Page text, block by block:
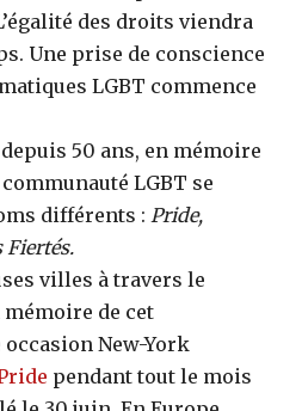
des droits viendra
Une prise de conscience
LGBT commence
50 ans, en mémoire
LGBT se
différents : Pride,
Fiertés.
villes à travers le
de cet
New-York
pendant tout le mois